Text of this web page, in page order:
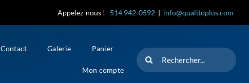
Appelez-nous ! 514 942-0592 | info@qualitoplus.com
Contact Galerie Panier
Mon compte
Rechercher